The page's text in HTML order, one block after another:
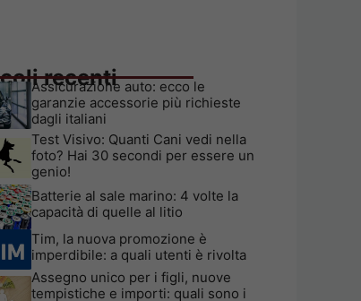
recenti
Assicurazione auto: ecco le
garanzie accessorie più richieste
dagli italiani
Test Visivo: Quanti Cani vedi nella
foto? Hai 30 secondi per essere un
genio!
Batterie al sale marino: 4 volte la
capacità di quelle al litio
Tim, la nuova promozione è
imperdibile: a quali utenti è rivolta
Assegno unico per i figli, nuove
tempistiche e importi: quali sono i